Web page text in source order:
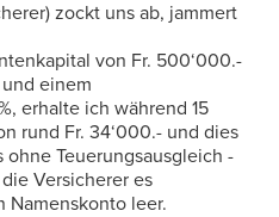
zockt uns ab, jammert
von Fr. 500‘000.-
einem
erhalte ich während 15
rund Fr. 34‘000.- und dies
Teuerungsausgleich -
Versicherer es
Namenskonto leer.